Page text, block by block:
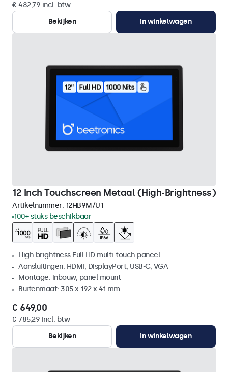
€ 482,79 incl. btw
Bekijken
In winkelwagen
12 Inch Touchscreen Metaal (High-Brightness)
Artikelnummer: 12HB9M/U1
100+ stuks beschikbaar
High brightness Full HD multi-touch paneel
Aansluitingen: HDMI, DisplayPort, USB-C, VGA
Montage: inbouw, panel mount
Buitenmaat: 305 x 192 x 41 mm
€ 649,00
€ 785,29 incl. btw
Bekijken
In winkelwagen